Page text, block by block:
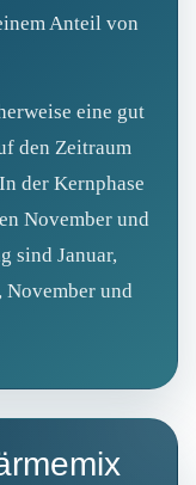
Anteil von
eine gut
den Zeitraum
der Kernphase
November und
sind Januar,
und